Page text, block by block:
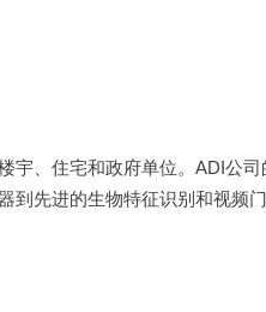
宇、住宅和政府单位。ADI公
到先进的生物特征识别和视频